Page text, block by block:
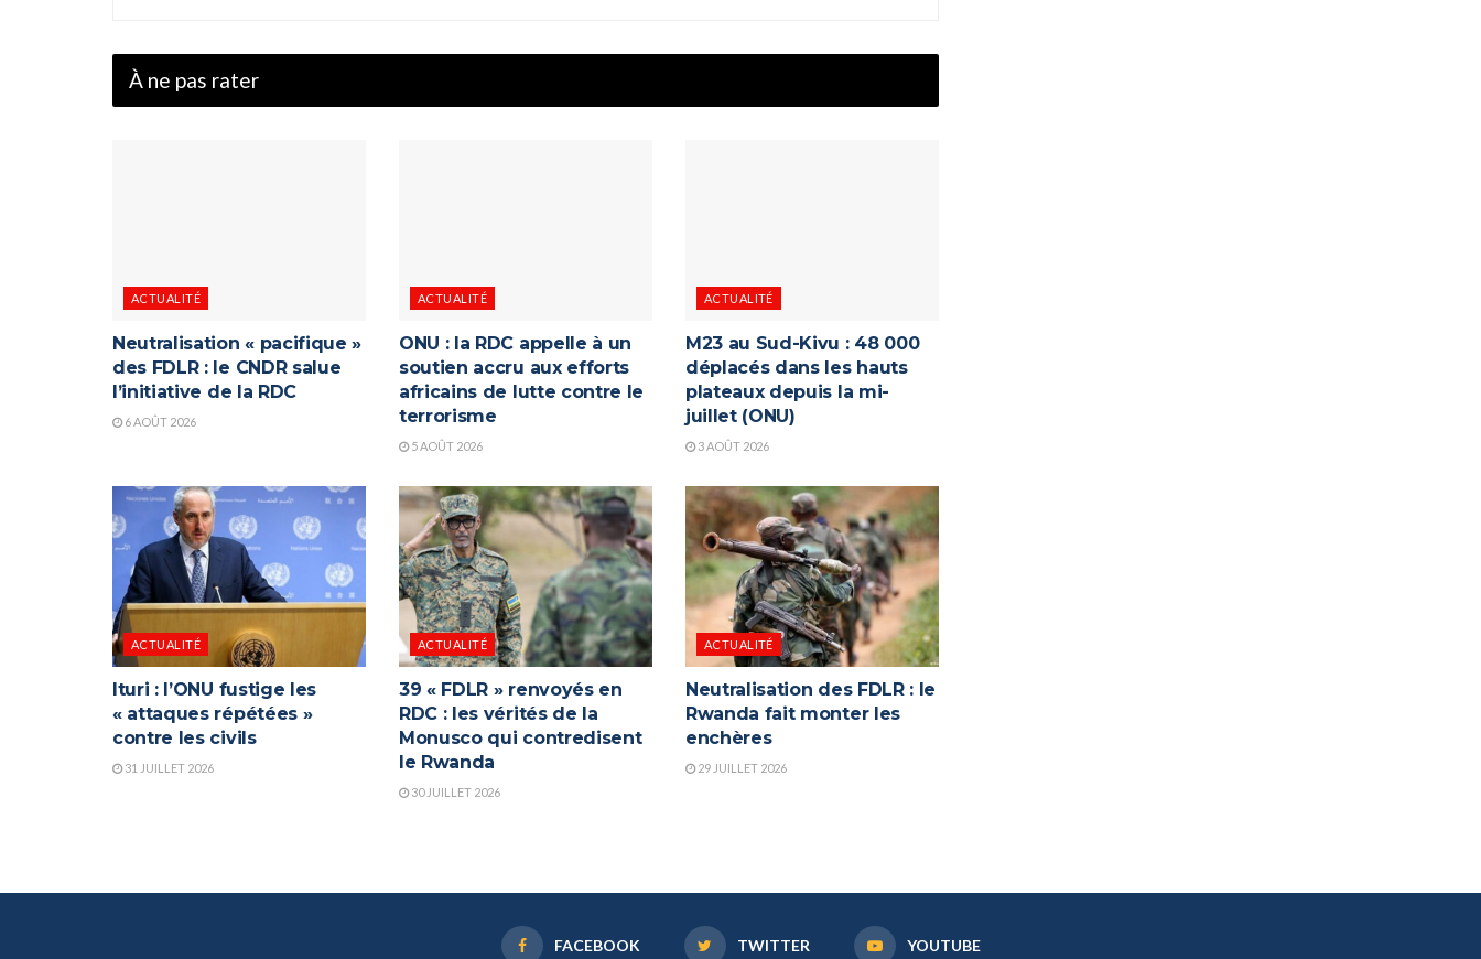
À ne pas rater
ACTUALITÉ
Neutralisation « pacifique »
des FDLR : le CNDR salue
l’initiative de la RDC
6 AOÛT 2026
ACTUALITÉ
ONU : la RDC appelle à un
soutien accru aux efforts
africains de lutte contre le
terrorisme
5 AOÛT 2026
ACTUALITÉ
M23 au Sud-Kivu : 48 000
déplacés dans les hauts
plateaux depuis la mi-
juillet (ONU)
3 AOÛT 2026
ACTUALITÉ
Ituri : l’ONU fustige les
« attaques répétées »
contre les civils
31 JUILLET 2026
ACTUALITÉ
39 « FDLR » renvoyés en
RDC : les vérités de la
Monusco qui contredisent
le Rwanda
30 JUILLET 2026
ACTUALITÉ
Neutralisation des FDLR : le
Rwanda fait monter les
enchères
29 JUILLET 2026
FACEBOOK TWITTER YOUTUBE